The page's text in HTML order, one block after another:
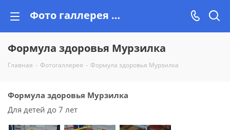
Фото галлерея от Vishop.by, реальные фотоочеты
Формула здоровья Мурзилка
Главная - Фотогаллерея - Формула здоровья Мурзилка
Формула здоровья Мурзилка
Для детей до 7 лет